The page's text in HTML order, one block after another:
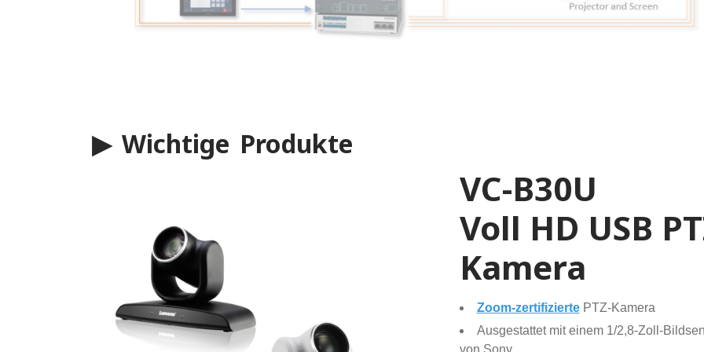
▶ Wichtige Produkte
VC-B30U
Voll HD USB
Kamera
Zoom-zertifiziertePTZ-Kamera
Ausgestattet mit einem 1/2,8-Zoll-